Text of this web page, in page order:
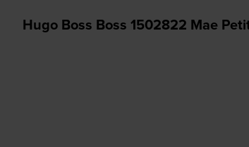
Hugo Boss Boss 1502822 Mae